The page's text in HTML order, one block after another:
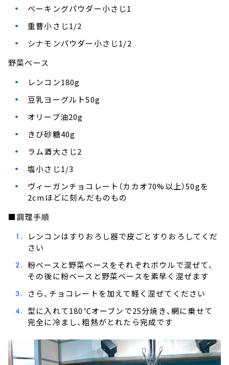
ベーキングパウダー小さじ1
重曹小さじ1/2
シナモンパウダー小さじ1/2
野菜ベース
レンコン180g
豆乳ヨーグルト50g
オリーブ油20g
きび砂糖40g
ラム酒大さじ2
塩小さじ1/3
ヴィーガンチョコレート（カカオ70%以上）50gを
2cmほどに刻んだものもの
■調理手順
レンコンはすりおろし器で皮ごとすりおろしてくだ
さい
粉ベースと野菜ベースをそれぞれボウルで混ぜて、
その後に粉ベースと野菜ベースを素早く混ぜます
さら、チョコレートを加えて軽く混ぜてください
型に入れて180℃オーブンで25分焼き、網に乗せて
完全に冷まし、粗熱がとれたら完成です